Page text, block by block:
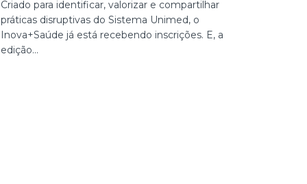
Criado para identificar, valorizar e compartilhar
práticas disruptivas do Sistema Unimed, o
Inova+Saúde já está recebendo inscrições. E, a
edição...